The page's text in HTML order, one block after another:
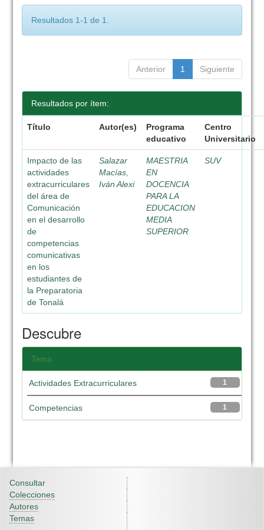
Resultados 1-1 de 1.
Anterior 1 Siguiente
Resultados por ítem:
Título Autor(es)
Programa
educativo
Centro
Universitario
Impacto de las
actividades
extracurriculares
del área de
Comunicación
en el desarrollo
de
competencias
comunicativas
en los
estudiantes de
la Preparatoria
de Tonalá
Salazar
Macías,
Iván Alexi
MAESTRIA
EN
DOCENCIA
PARA LA
EDUCACION
MEDIA
SUPERIOR
SUV
Descubre
Tema
1
Actividades Extracurriculares
1
Competencias
Consultar
Colecciones
Autores
Temas